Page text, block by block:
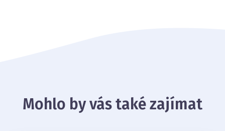
Mohlo by vás také zajímat